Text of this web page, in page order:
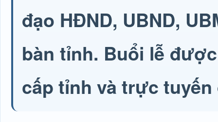
đạo HĐND, UBND,
bàn tỉnh. Buổi lễ
cấp tỉnh và trực